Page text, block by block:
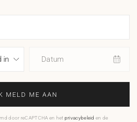
Datum
MELD ME AAN
door reCAPTCHA en het privacybeleid en de